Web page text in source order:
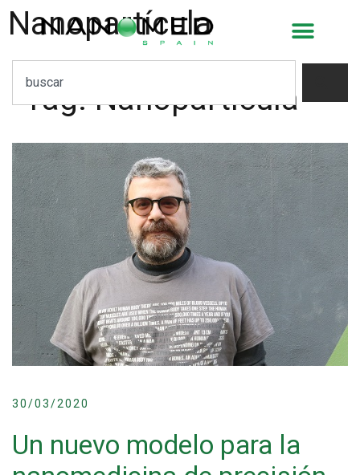
Nanopartícula
Tag:Nanopartícula
30/03/2020
Un nuevo modelo para la